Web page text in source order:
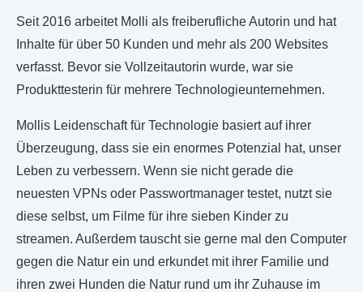
Seit 2016 arbeitet Molli als freiberufliche Autorin und hat
Inhalte für über 50 Kunden und mehr als 200 Websites
verfasst. Bevor sie Vollzeitautorin wurde, war sie
Produkttesterin für mehrere Technologieunternehmen.
Mollis Leidenschaft für Technologie basiert auf ihrer
Überzeugung, dass sie ein enormes Potenzial hat, unser
Leben zu verbessern. Wenn sie nicht gerade die
neuesten VPNs oder Passwortmanager testet, nutzt sie
diese selbst, um Filme für ihre sieben Kinder zu
streamen. Außerdem tauscht sie gerne mal den Computer
gegen die Natur ein und erkundet mit ihrer Familie und
ihren zwei Hunden die Natur rund um ihr Zuhause im